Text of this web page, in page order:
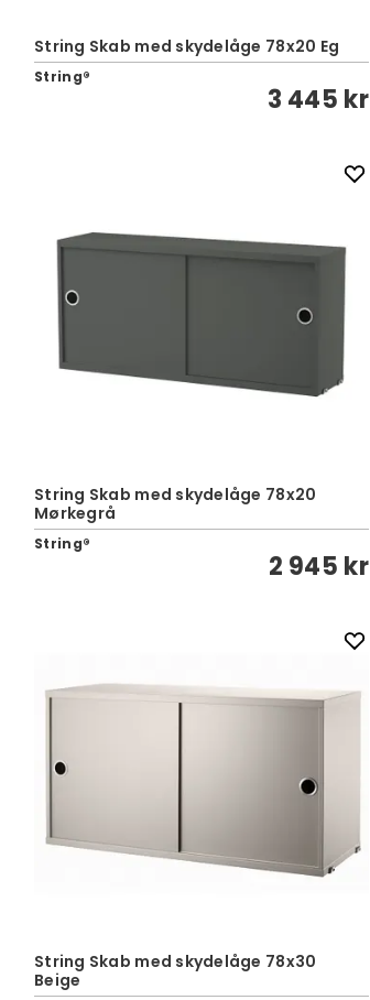
String Skab med skydelåge 78x20 Eg
String®
3 445 kr
String Skab med skydelåge 78x20
Mørkegrå
String®
2 945 kr
String Skab med skydelåge 78x30
Beige